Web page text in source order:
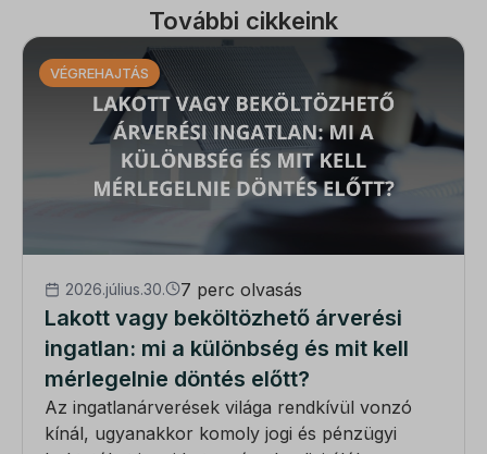
További cikkeink
VÉGREHAJTÁS
2026.július.30. 7 perc olvasás
Lakott vagy beköltözhető árverési
ingatlan: mi a különbség és mit kell
mérlegelnie döntés előtt?
Az ingatlanárverések világa rendkívül vonzó
kínál, ugyanakkor komoly jogi és pénzügyi